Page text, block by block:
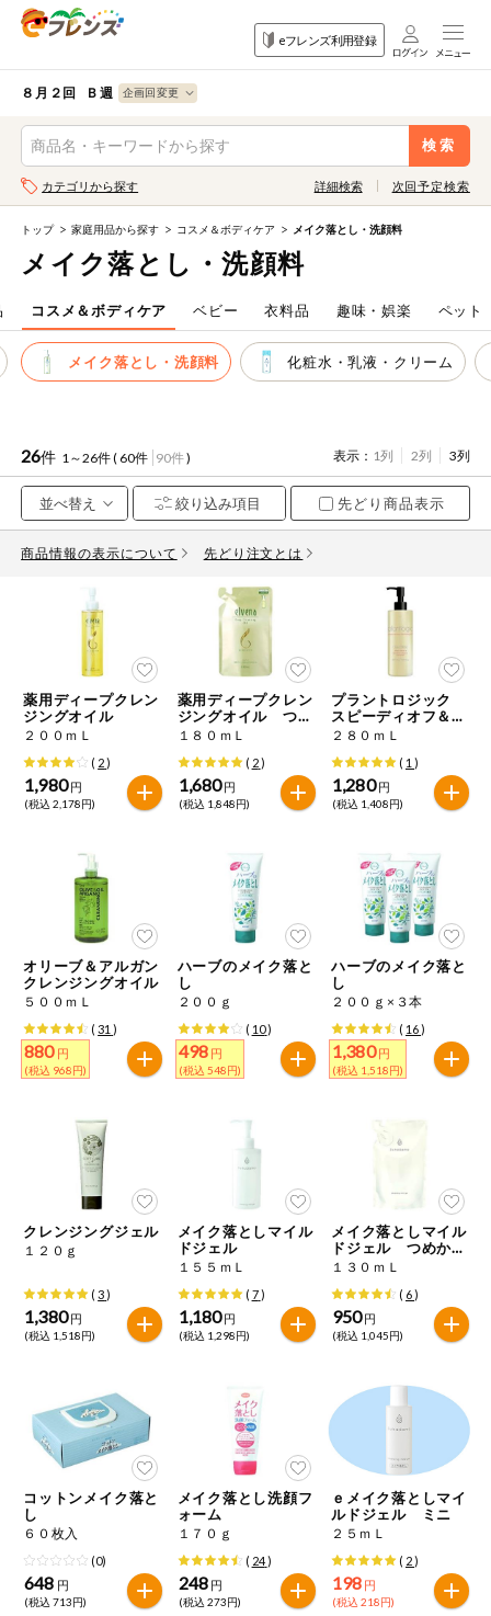
eフレンズ利用登録
ログイン
生協加入はこちら
登録から開始まで
注文番号注文
お気に入り注文
注文履歴注文
WEBカタログ
先着限定から探す
人気カテゴリ
食品から探す
家庭用品から探す
目的から探す
毎週自動お届け商品を確認する
毎週自動お届け商品を修正する
いつでも注文（毎週企画）
コープしがのサービス
ご利用ガイド
商品のリクエスト
アプリのダウンロード
PC版サイトを表示
８月２回 Ｂ週
検索
食品
から探す
目的
から探す
果物
野菜
肉・ハム・ソ
ーセージ
魚介・加工品
米・雑穀など
パン・ジャム
豆腐・納豆・
こんにゃく
冷凍食品
ミールキット
など
麺類
レトルト・缶
詰・瓶詰
調味料・だ
し・油・ルー
おやつ
飲料
酒・ノンアル
コール
切り花・仏花
ティッシュ・
トイレットペ
衛生・生理用
品
洗濯・バス・
トイレ用品
住居・生活用
コスメ＆ボデ
ィケア
果物すべて
カテゴリから探す 詳細検索
検索条件を指定してください。全項目に条件を指定しなくて
も検索できます。
キーワード
キーワードをすべて含む
メーカー名
カテゴリ
アレルゲン情報
特定原材料と特定原材料に準ずるものが含まれていない商品
を検索できます。
卵
落花生 かに くるみ
特定原材料に準ずるもの
アーモンド あわび いか
いくら オレンジ カシューナッツ
キウイフルーツ 牛肉
さば ゼラチン 大豆
鶏肉 バナナ
マカダミアナッツ やまいも
アレルゲン情報は、商品企画時の情報のため、ご使用前には
必ず商品パッケージの表示をご確認ください。
特定原材料に準ずるものは、お取引先から情報提供のあった
範囲でのお知らせです。
次回予定検索
トップ 家庭用品から探す コスメ＆ボディケア メイク落とし・洗顔料
メイク落とし・洗顔料
コスメ＆ボディケア ベビー 衣料品 趣味・娯楽 ペット
メイク落とし・洗顔料 化粧水・乳液・クリーム
26件 1～26件 ( 60件 90件) 表示： 1列 2列 3列
先どり商品表示
商品情報の表示について 先どり注文とは
薬用ディープクレン
ジングオイル
２００ｍＬ
( 2)
1,980 円
(税込 2,178円)
薬用ディープクレン
ジングオイル つめ
かえ用
１８０ｍＬ
( 2)
1,680 円
(税込 1,848円)
プラントロジック
スピーディオフ＆ク
ッションクレンジン
２８０ｍＬ
( 1 )
1,280 円
(税込 1,408円)
オリーブ＆アルガン
クレンジングオイル
５００ｍＬ
(31 )
880 円
(税込 968円)
ハーブのメイク落と
し
２００ｇ
( 10)
498 円
(税込 548円)
ハーブのメイク落と
し
２００ｇ×３本
( 16)
1,380 円
(税込 1,518円)
クレンジングジェル
１２０ｇ
(3)
1,380 円
(税込 1,518円)
メイク落としマイル
ドジェル
１５５ｍＬ
( 7)
1,180 円
(税込 1,298円)
メイク落としマイル
ドジェル つめかえ
用１３０ｍＬ
( 6)
950円
(税込 1,045円)
コットンメイク落と
し
６０枚入
(0)
648 円
(税込 713円)
メイク落とし洗顔フ
ォーム
１７０ｇ
( 24)
248 円
(税込 273円)
ｅメイク落としマイ
ルドジェル ミニ
２５ｍＬ
( 2)
198 円
(税込 218円)